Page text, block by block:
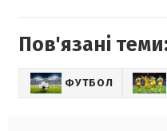
Пов'язані теми:
ФУТБОЛ